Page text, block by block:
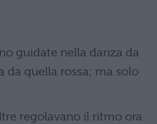
guidate nella danza da
da quella rossa; ma solo
regolavano il ritmo ora